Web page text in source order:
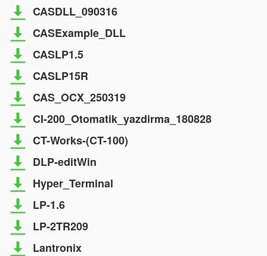
CASDLL_090316
CASExample_DLL
CASLP1.5
CASLP15R
CAS_OCX_250319
CI-200_Otomatik_yazdirma_180828
CT-Works-(CT-100)
DLP-editWin
Hyper_Terminal
LP-1.6
LP-2TR209
Lantronix